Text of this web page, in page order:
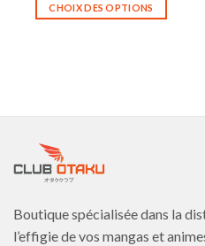
CHOIX DES OPTIONS
Les
être
sur
la
Boutique spécialisée dans la
l’effigie de vos mangas et